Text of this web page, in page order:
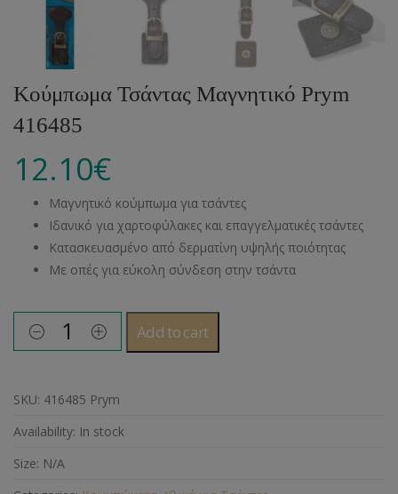
Κούμπωμα Τσάντας Μαγνητικό Prym
416485
12.10€
Μαγνητικό κούμπωμα για τσάντες
Ιδανικό για χαρτοφύλακες και επαγγελματικές τσάντες
Κατασκευασμένο από δερματίνη υψηλής ποιότητας
Με οπές για εύκολη σύνδεση στην τσάντα
Add to cart
SKU: 416485 Prym
Availability: In stock
Size: N/A